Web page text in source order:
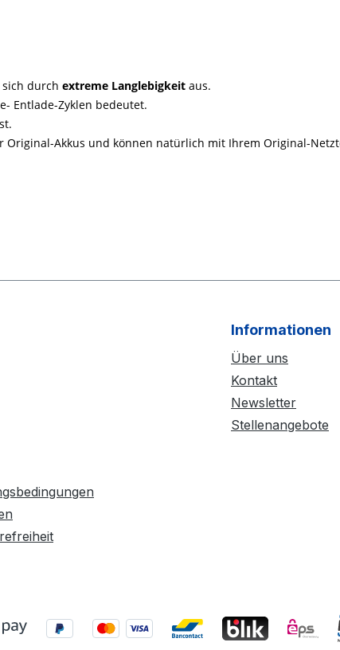
durch extreme Langlebigkeit aus.
Entlade-Zyklen bedeutet.
Akkus und können natürlich mit Ihrem Original-
Informationen
Über uns
Kontakt
Newsletter
Stellenangebote